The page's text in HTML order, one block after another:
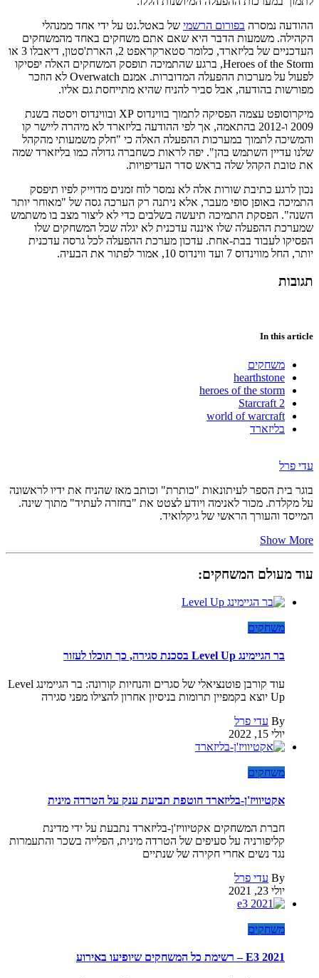
ההודעה נמסרה בפורום הרשמי של באטל.נט על ידי אחד ממנהלי
הקהילה. משמעות הדבר היא שאם אתם משחקים באחד מהמשחקים
העדכניים של בליזארד, כלומר סטארקראפט 2, הארת'סטון, דיאבלו 3 או
Heroes of the Storm, ברגע שהתמיכה תופסק המשחקים האלה יפסיקו
לפעול על מערכות ההפעלה המדוברות. אמנם Overwatch לא הוזכר
מפורשות בהודעה, אבל סביר להניח שהיא מתייחסת גם אליו.
מיקרוסופט עצמה הפסיקה לתמוך בווינדוס XP ובווינדוס ויסטה בשנת
2009 ו-2012 בהתאמה, אך לפי ההודעה בליזארד לא מיהרה ליישר קו
והמשיכה לתמוך במערכות ההפעלה האלה כי "חלק משמעותי מהקהל
שלנו עדיין השתמש בהן". יפה לראות כשחברה גדולה כמו בליזארד שמה
את טובת הקהל שלה בראש סדר העדיפויות.
נכון לרגע כתיבת שורות אלה לא נמסר לוח זמנים מדוייק לפיו תיפסק
התמיכה באופן סופי מעבר, אלא ניתנה רק הערכה גסה של "מאוחר יותר
השנה". הפסקת התמיכה תיעשה בשלבים כדי לא ליצור מצב בו משתמש
שמערכת ההפעלה שלו איננה עדכנית לא יגלה שכל המשחקים שלו
הפסיקו לעבוד בבת-אחת. עדכון מערכת ההפעלה לכל גרסה עדכנית
יותר, החל מווינדוס 7 ועד ווינדוס 10, אמור לפתור את הבעיה.
תגובות
In this article
משחקים
hearthstone
heroes of the storm
Starcraft 2
world of warcraft
בליזארד
עדי פרל
בוגר בית הספר לעיתונאות "כותרת" וכותב מאז שהניח את ידיו לראשונה
על מקלדת. מכור לאנימה ויודע לצטט את "בחזרה לעתיד" מתוך שינה.
המייסד והעורך הראשי של גיקלואיד.
Show More
עוד מעולם המשחקים:
משחקים
בר הגיימינג Level Up בסכנת סגירה, כך תוכלו לעזור
עוד קורבן פוטנציאלי של סגרים והנחיות קורונה: בר הגיימינג Level
Up יוצא בקמפיין תרומות בניסיון אחרון להצילו מפני סגירה
By עדי פרל
יולי 15, 2022
משחקים
אקטיוויז'ן-בליזארד חוטפת תביעת ענק על הטרדה מינית
חברת המשחקים אקטיוויז'ן-בליזארד נתבעת על ידי מדינת
קליפורניה על סעיפים של הטרדה מינית, הפלייה בשכר והתעמרות
נגד נשים אחרי חקירה של שנתיים
By עדי פרל
יולי 23, 2021
משחקים
E3 2021 – רשימת כל המשחקים שיופיעו באירוע